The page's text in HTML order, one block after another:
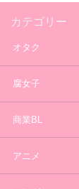
カテゴリー
オタク
腐女子
商業BL
アニメ